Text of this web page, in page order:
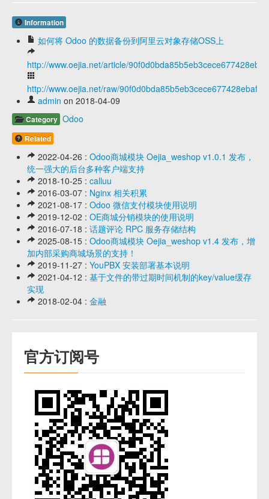
Information
如何将 Odoo 的数据备份到阿里云对象存储OSS上
http://www.oejia.net/article/
http://www.oejia.net/raw/90f0d0bda85b5eb3cece677428ebaff5
admin on 2018-04-09
Category Odoo
Related
2022-04-26 : Odoo商城模块 Oejia_weshop v1.0.1 发布，
统一强大的后台多种客户端支持
2018-10-25 : calluu
2016-03-07 : Nginx 相关积累
2021-08-17 : Odoo 微信支付模块使用说明
2019-12-02 : OE商城分销模块的使用说明
2016-07-18 : 话题评论 RPC 服务存储结构
2025-08-15 : Odoo商城模块 Oejia_weshop v1.4 发布，增
加内部采购商城场景的支持！
2019-11-27 : YouPBX 安装部署基本说明
2021-04-12 : 基于文件的带过期时间机制的key/value缓存
实现
2018-02-04 : 金融
官方订阅号